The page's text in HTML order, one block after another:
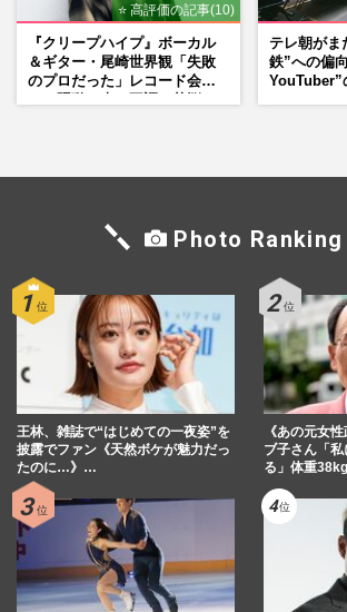
⭐ 高評価の記事(10)
『クリープハイプ』ボーカル
＆ギター・尾崎世界観「失敗
のプロだった」レコード会社
テレ朝がま
鉄”への偏
Photo Ranking
王林、雑誌で“はじめての一夜姿”を
披露でファン《天然ボケが魅力だっ
たのに…》…
《あの元女
ブ子さん「
る」体重